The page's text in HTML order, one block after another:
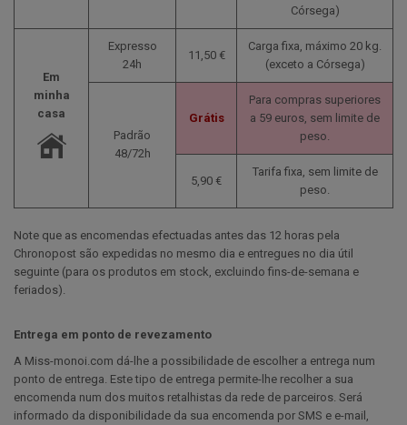
Córsega)
Em
minha
casa
Expresso
24h
11,50 €
Carga fixa, máximo 20 kg.
(exceto a Córsega)
Padrão
48/72h
Grátis
Para compras superiores
a 59 euros, sem limite de
peso.
5,90 €
Tarifa fixa, sem limite de
peso.
Note que as encomendas efectuadas antes das 12 horas pela
Chronopost são expedidas no mesmo dia e entregues no dia útil
seguinte (para os produtos em stock, excluindo fins-de-semana e
feriados).
Entrega em ponto de revezamento
A Miss-monoi.com dá-lhe a possibilidade de escolher a entrega num
ponto de entrega. Este tipo de entrega permite-lhe recolher a sua
encomenda num dos muitos retalhistas da rede de parceiros. Será
informado da disponibilidade da sua encomenda por SMS e e-mail,